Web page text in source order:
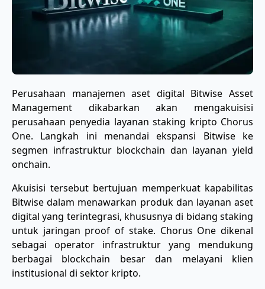
Perusahaan manajemen aset digital Bitwise Asset
Management dikabarkan akan mengakuisisi
perusahaan penyedia layanan staking kripto Chorus
One. Langkah ini menandai ekspansi Bitwise ke
segmen infrastruktur blockchain dan layanan yield
onchain.
Akuisisi tersebut bertujuan memperkuat kapabilitas
Bitwise dalam menawarkan produk dan layanan aset
digital yang terintegrasi, khususnya di bidang staking
untuk jaringan proof of stake. Chorus One dikenal
sebagai operator infrastruktur yang mendukung
berbagai blockchain besar dan melayani klien
institusional di sektor kripto.